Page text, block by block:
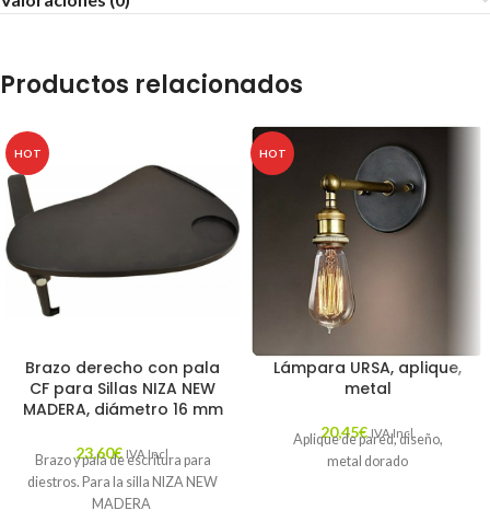
Productos relacionados
HOT
Brazo derecho con pala
CF para Sillas NIZA NEW
MADERA, diámetro 16 mm
23,60€ IVA Incl.
Brazo y pala de escritura para
diestros. Para la silla NIZA NEW
MADERA
HOT
Lámpara URSA, aplique,
metal
20,45€ IVA Incl.
Aplique de pared, diseño,
metal dorado